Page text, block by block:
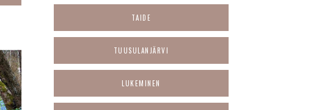
TAIDE
TUUSULANJÄRVI
LUKEMINEN